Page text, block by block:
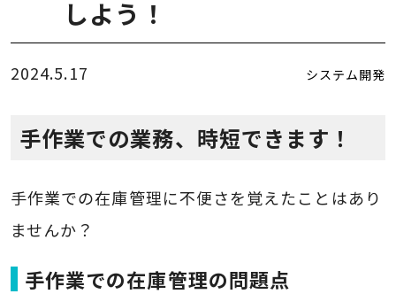
しよう！
2024.5.17 システム開発
手作業での業務、時短できます！
手作業での在庫管理に不便さを覚えたことはあり
ませんか？
手作業での在庫管理の問題点